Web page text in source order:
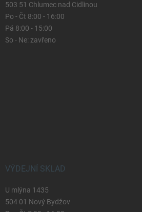
503 51 Chlumec nad Cidlinou
Po - Čt 8:00 - 16:00
Pá 8:00 - 15:00
So - Ne: zavřeno
VÝDEJNÍ SKLAD
U mlýna 1435
504 01 Nový Bydžov